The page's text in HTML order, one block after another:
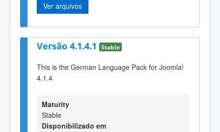
Ver arquivos
Versão 4.1.4.1 Stable
This is the German Language Pack for Joomla!
4.1.4
Maturity
Stable
Disponibilizado em